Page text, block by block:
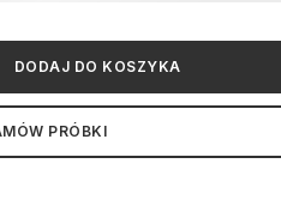
DODAJ DO KOSZYKA
PRÓBKI